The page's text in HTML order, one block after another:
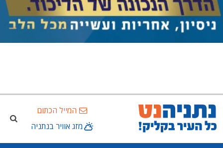
המייל הכתום
מזג אוויר בנתניה